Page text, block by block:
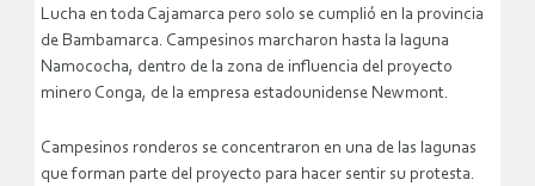
Lucha en toda Cajamarca pero solo se cumplió en la provincia
de Bambamarca. Campesinos marcharon hasta la laguna
Namococha, dentro de la zona de influencia del proyecto
minero Conga, de la empresa estadounidense Newmont.
Campesinos ronderos se concentraron en una de las lagunas
que forman parte del proyecto para hacer sentir su protesta.